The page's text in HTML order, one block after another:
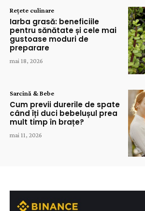
Rețete culinare
Iarba grasă: beneficiile
pentru sănătate și cele mai
gustoase moduri de
preparare
mai 18, 2026
Sarcină & Bebe
Cum previi durerile de spate
când îți duci bebelușul prea
mult timp în brațe?
mai 11, 2026